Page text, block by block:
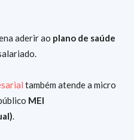
aderir ao plano de saúde
também atende a micro
MEI
.